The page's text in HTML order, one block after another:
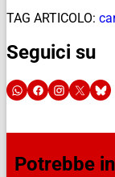
TAG ARTICOLO:
Seguici su
Potrebbe